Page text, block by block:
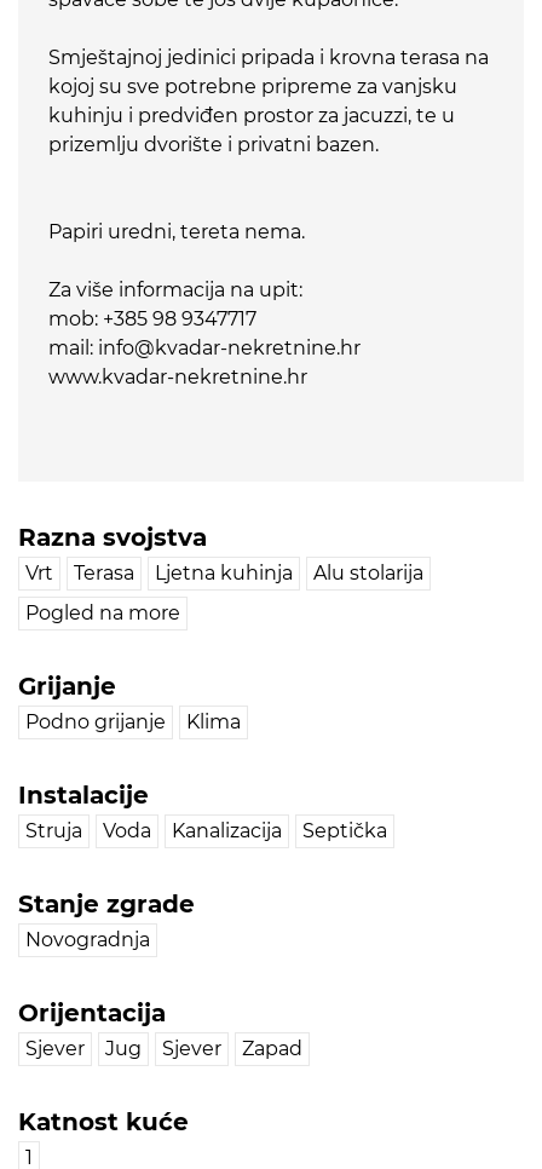
Smještajnoj jedinici pripada i krovna terasa na
kojoj su sve potrebne pripreme za vanjsku
kuhinju i predviđen prostor za jacuzzi, te u
prizemlju dvorište i privatni bazen.
Papiri uredni, tereta nema.
Za više informacija na upit:
mob: +385 98 9347717
mail: info@kvadar-nekretnine.hr
www.kvadar-nekretnine.hr
Razna svojstva
Vrt Terasa Ljetna kuhinja
Alu stolarija
Pogled na more
Grijanje
Podno grijanje Klima
Instalacije
Struja Voda Kanalizacija Septička
Stanje zgrade
Novogradnja
Orijentacija
Sjever Jug Sjever Zapad
Katnost kuće
1